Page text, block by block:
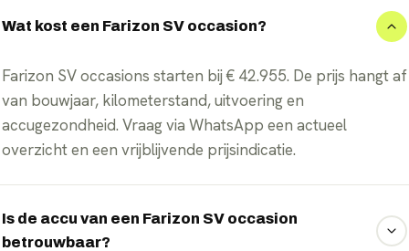
Wat kost een Farizon SV occasion?
Farizon SV occasions starten bij € 42.955. De prijs hangt af
van bouwjaar, kilometerstand, uitvoering en
accugezondheid. Vraag via WhatsApp een actueel
overzicht en een vrijblijvende prijsindicatie.
Is de accu van een Farizon SV occasion
betrouwbaar?